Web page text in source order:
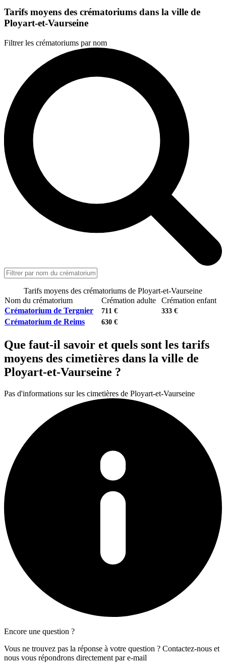
Tarifs moyens des crématoriums dans la ville de
Ployart-et-Vaurseine
Filtrer les crématoriums par nom
Tarifs moyens des crématoriums de Ployart-et-Vaurseine
Nom du crématorium
Crémation adulte
Crémation enfant
Crématorium de Tergnier
711 € 333 €
Crématorium de Reims 630 €
Que faut-il savoir et quels sont les tarifs
moyens des cimetières dans la ville de
Ployart-et-Vaurseine ?
Pas d'informations sur les cimetières de Ployart-et-Vaurseine
Encore une question ?
Vous ne trouvez pas la réponse à votre question ? Contactez-nous et
nous vous répondrons directement par e-mail